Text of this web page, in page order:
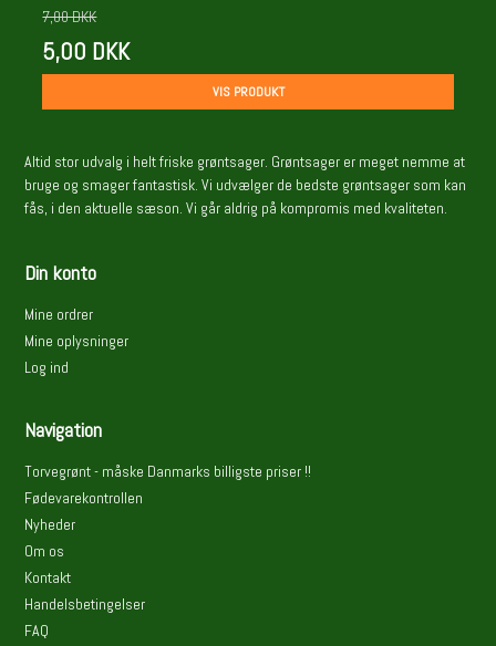
7,00 DKK
5,00 DKK
VIS PRODUKT
Altid stor udvalg i helt friske grøntsager. Grøntsager er meget nemme at
bruge og smager fantastisk. Vi udvælger de bedste grøntsager som kan
fås, i den aktuelle sæson. Vi går aldrig på kompromis med kvaliteten.
Din konto
Mine ordrer
Mine oplysninger
Log ind
Navigation
Torvegrønt - måske Danmarks billigste priser !!
Fødevarekontrollen
Nyheder
Om os
Kontakt
Handelsbetingelser
FAQ